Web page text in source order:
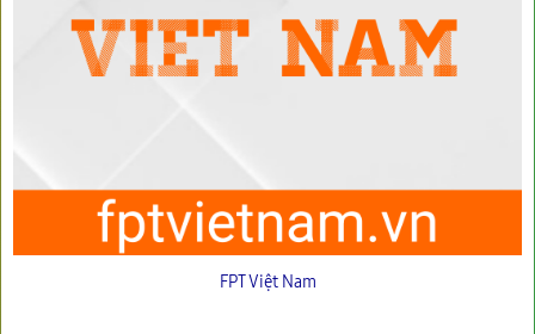
FPT Việt Nam